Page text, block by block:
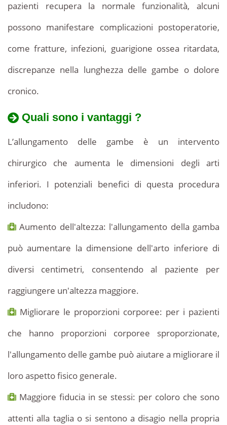
pazienti recupera la normale funzionalità, alcuni
possono manifestare complicazioni postoperatorie,
come fratture, infezioni, guarigione ossea ritardata,
discrepanze nella lunghezza delle gambe o dolore
cronico.
Quali sono i vantaggi ?
L’allungamento delle gambe è un intervento
chirurgico che aumenta le dimensioni degli arti
inferiori. I potenziali benefici di questa procedura
includono:
Aumento dell'altezza: l'allungamento della gamba
può aumentare la dimensione dell'arto inferiore di
diversi centimetri, consentendo al paziente per
raggiungere un'altezza maggiore.
Migliorare le proporzioni corporee: per i pazienti
che hanno proporzioni corporee sproporzionate,
l'allungamento delle gambe può aiutare a migliorare il
loro aspetto fisico generale.
Maggiore fiducia in se stessi: per coloro che sono
attenti alla taglia o si sentono a disagio nella propria